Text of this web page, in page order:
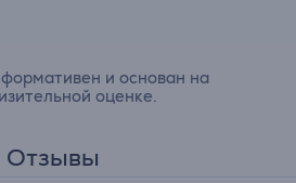
и основан на
оценке.
Отзывы